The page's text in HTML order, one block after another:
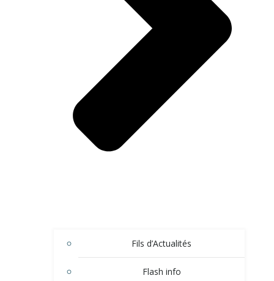
Fils d’Actualités
Flash info